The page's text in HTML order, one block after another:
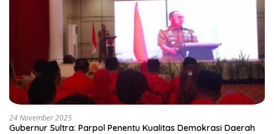
24 November 2025
Gubernur Sultra: Parpol Penentu Kualitas Demokrasi Daerah